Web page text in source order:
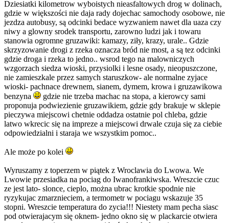
Dziesiatki kilometrow wyboistych nieasfaltowych drog w dolinach,
gdzie w większości nie daja rady dojechac samochody osobowe, nie
jezdza autobusy, są odcinki bedace wyzwaniem nawet dla uaza czy
niwy a glowny srodek transportu, zarowno ludzi jak i towaru
stanowia ogromne gruzawiki: kamazy, ziły, krazy, urale.. Gdzie
skrzyzowanie drogi z rzeka oznacza bród nie most, a są tez odcinki
gdzie droga i rzeka to jedno.. wsrod tego na malowniczych
wzgorzach siedza wioski, przysiolki i lesne osady, nieopuszczone,
nie zamieszkale przez samych staruszkow- ale normalne zyjace
wioski- pachnace drewnem, sianem, dymem, krowa i gruzawikowa
benzyna
gdzie nie trzeba machac na stopa, a kierowcy sami
proponuja podwiezienie gruzawikiem, gdzie gdy brakuje w sklepie
pieczywa miejscowi chetnie oddadza ostatnie pol chleba, gdzie
latwo wkrecic się na impreze a miejscowi drwale czuja się za ciebie
odpowiedzialni i staraja we wszystkim pomoc..
Ale może po kolei
Wyruszamy z toperzem w piątek z Wroclawia do Lwowa. We
Lwowie przesiadka na pociag do Iwanofrankiwska. Wreszcie czuc
ze jest lato- slonce, cieplo, można ubrac krotkie spodnie nie
ryzykujac zmarznieciem, a termometr w pociagu wskazuje 35
stopni. Wreszcie temperatura do zycia!!! Niestety mam pecha siasc
pod otwierajacym się oknem- jedno okno się w plackarcie otwiera